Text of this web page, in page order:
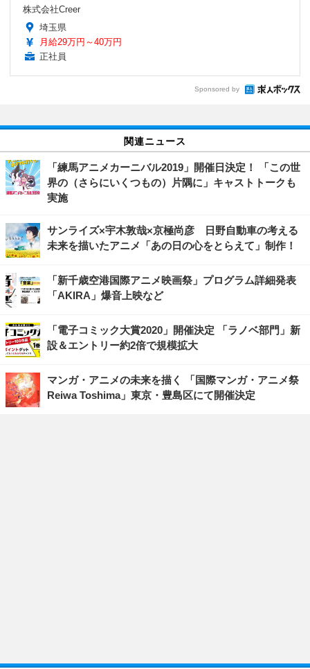
株式会社Creer
埼玉県
月給29万円～40万円
正社員
Sponsored by
関連ニュース
「練馬アニメカーニバル2019」開催日決定！ 「この世
界の（さらにいくつもの）片隅に」キャストトークも
実施
サンライズ×宇木敦哉×京極尚彦 日野自動車の考える
未来を描いたアニメ「あの日の心をとらえて」制作！
「新千歳空港国際アニメ映画祭」プログラム詳細発表
「AKIRA」爆音上映など
「電子コミック大賞2020」開催決定 「ラノベ部門」新
設＆エントリー約2倍で規模拡大
マンガ・アニメの未来を描く 「国際マンガ・アニメ祭
Reiwa Toshima」東京・豊島区にて開催決定